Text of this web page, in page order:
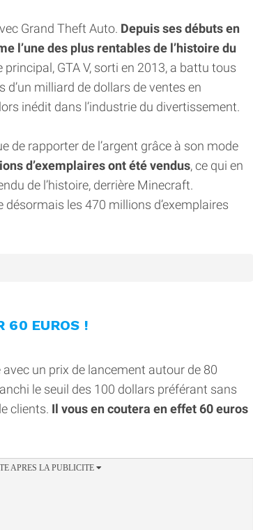
Grand Theft Auto. Depuis ses débuts en
l’une des plus rentables de l’histoire du
principal, GTA V, sorti en 2013, a battu tous
d’un milliard de dollars de ventes en
inédit dans l’industrie du divertissement.
de rapporter de l’argent grâce à son mode
d’exemplaires ont été vendus, ce qui en
de l’histoire, derrière Minecraft.
désormais les 470 millions d’exemplaires
60 EUROS !
un prix de lancement autour de 80
le seuil des 100 dollars préférant sans
clients. Il vous en coutera en effet 60 euros